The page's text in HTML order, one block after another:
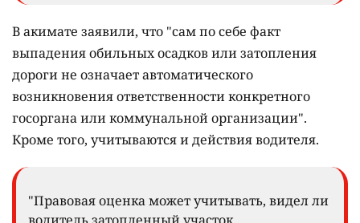
В акимате заявили, что "сам по себе факт
выпадения обильных осадков или затопления
дороги не означает автоматического
возникновения ответственности конкретного
госоргана или коммунальной организации".
Кроме того, учитываются и действия водителя.
"Правовая оценка может учитывать, видел ли